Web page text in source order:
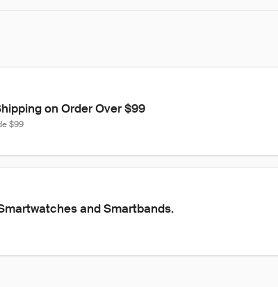
on Order Over $99
$99
and Smartbands.